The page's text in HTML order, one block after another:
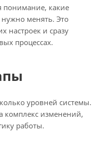
понимание, какие
менять. Это
настроек и сразу
процессах.
уровней системы.
комплекс изменений,
работы.